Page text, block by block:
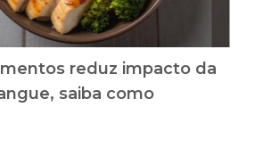
reduz impacto da
saiba como